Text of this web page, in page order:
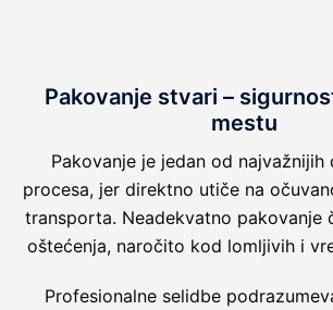
Pakovanje stvari –
mestu
Pakovanje je jedan od najvažnijih
procesa, jer direktno utiče na
transporta. Neadekvatno pakovanje
oštećenja, naročito kod lomljivih i
Profesionalne selidbe